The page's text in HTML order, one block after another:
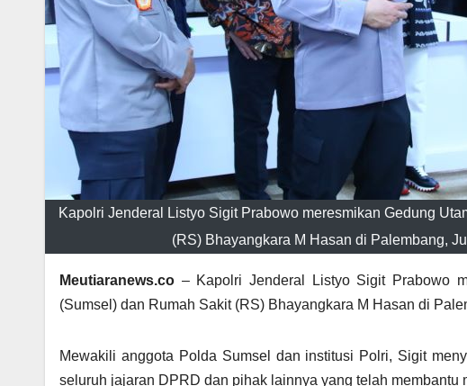
Kapolri Jenderal Listyo Sigit Prabowo meresmikan Gedung
(RS) Bhayangkara M Hasan di Palembang,
Meutiaranews.co – Kapolri Jenderal Listyo Sigit Prabowo
(Sumsel) dan Rumah Sakit (RS) Bhayangkara M Hasan di
Mewakili anggota Polda Sumsel dan institusi Polri, Sigit
seluruh jajaran DPRD dan pihak lainnya yang telah